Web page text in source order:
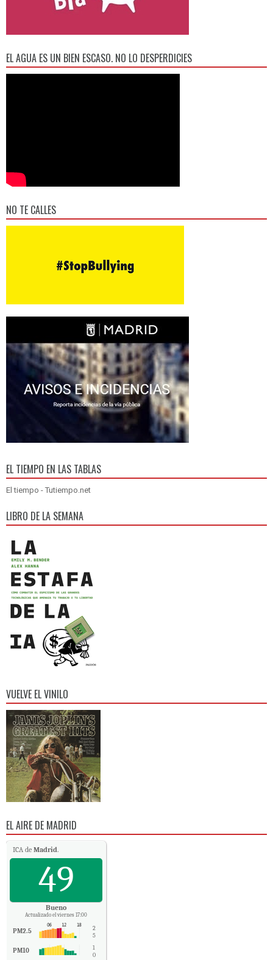
EL AGUA ES UN BIEN ESCASO. NO LO DESPERDICIES
NO TE CALLES
EL TIEMPO EN LAS TABLAS
El tiempo - Tutiempo.net
LIBRO DE LA SEMANA
VUELVE EL VINILO
EL AIRE DE MADRID
ICA de Madrid.
49
Bueno
Actualizado el viernes 17:00
PM2.5
2
5
PM10
1
0